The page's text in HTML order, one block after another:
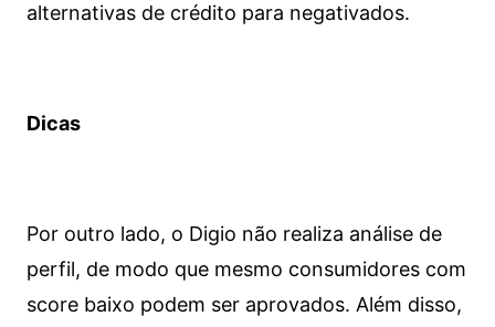
alternativas de crédito para negativados.
Dicas
Por outro lado, o Digio não realiza análise de
perfil, de modo que mesmo consumidores com
score baixo podem ser aprovados. Além disso,